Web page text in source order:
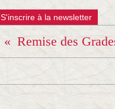
S'inscrire à la newsletter